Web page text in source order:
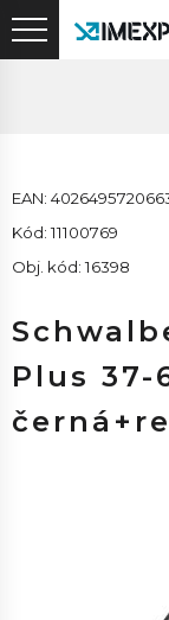
EAN:
Kód: 11100769
Obj. kód: 16398
Plus 37-